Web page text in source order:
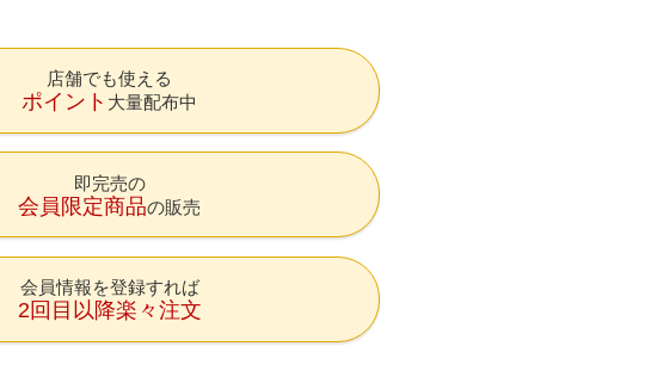
店舗でも使える
ポイント 大量配布中
即完売の
会員限定商品の販売
会員情報を登録すれば
2回目以降楽々注文